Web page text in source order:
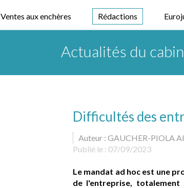
Ventes aux enchères Rédactions
Actualités du
Difficultés des
Auteur : GAUCHER-PIOLA
Publié le : 07/09/2023
Le mandat ad hoc est une
de l'entreprise, totalement